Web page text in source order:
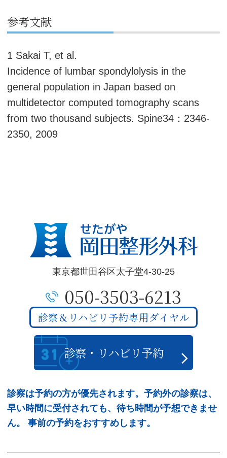
参考文献
1 Sakai T, et al.
Incidence of lumbar spondylolysis in the
general population in Japan based on
multidetector computed tomography scans
from two thousand subjects. Spine34：2346-
2350, 2009
東京都世田谷区太子堂4-30-25
050-3503-6213
診察＆リハビリ予約専用ダイヤル
診察・リハビリ予約
診察は予約の方が優先されます。予約外の診察は、
早い時間に受付されても、待ち時間が予想できませ
ん。 事前の予約をおすすめします。